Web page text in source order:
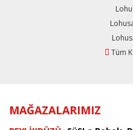
Tüm
MAĞAZALARIMIZ